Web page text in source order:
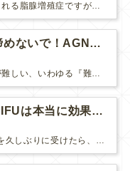
難治性いぼに分類される脂腺増殖症ですが、脂腺増殖症はAGNESアグネスにとても良く反応して、きれいに治すことができます。 ↑ 脂腺増殖症をアグネスAGNESで３回治療した1ヶ月後の写真です。...
脂腺増殖症は諦めないで！AGNESアグネス治療でツルツル肌に！
話題のハイフHIFUは本当に効果があるのか？
先日、ハイフHIFUを久しぶりに受けたら、顔の調子がとても良い感じです♪ 私はハイフHIFU後はいつも３日位、人には気付かれない程度に軽く腫れて、その後、グングンと顔が引き締まります。 ...